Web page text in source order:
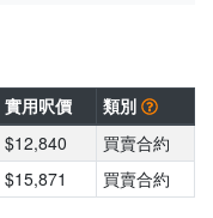
實用呎價
類別
$12,840
買賣合約
$15,871 買賣合約